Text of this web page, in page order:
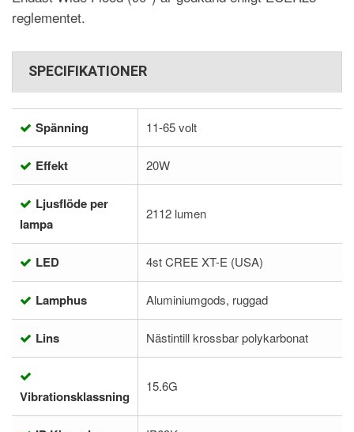
reglementet.
SPECIFIKATIONER
Spänning 11-65 volt
Effekt 20W
Ljusflöde per
lampa
2112 lumen
LED 4st CREE XT-E (USA)
Lamphus Aluminiumgods, ruggad
Lins Nästintill krossbar polykarbonat
Vibrationsklassning
15.6G